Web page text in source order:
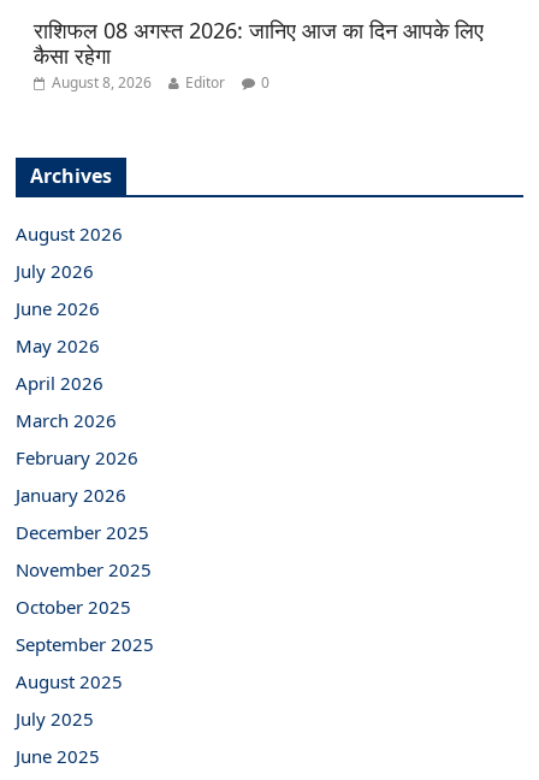
राशिफल 08 अगस्त 2026: जानिए आज का दिन आपके लिए
कैसा रहेगा
August 8, 2026 Editor 0
Archives
August 2026
July 2026
June 2026
May 2026
April 2026
March 2026
February 2026
January 2026
December 2025
November 2025
October 2025
September 2025
August 2025
July 2025
June 2025